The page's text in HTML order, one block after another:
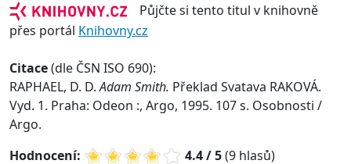
Půjčte si tento titul v knihovně
přes portál Knihovny.cz
Citace(dle ČSN ISO 690):
RAPHAEL, D. D.Adam Smith. Překlad Svatava RAKOVÁ.
Vyd. 1. Praha: Odeon :, Argo, 1995. 107 s. Osobnosti /
Argo.
Hodnocení:
4.4 / 5(9 hlasů)